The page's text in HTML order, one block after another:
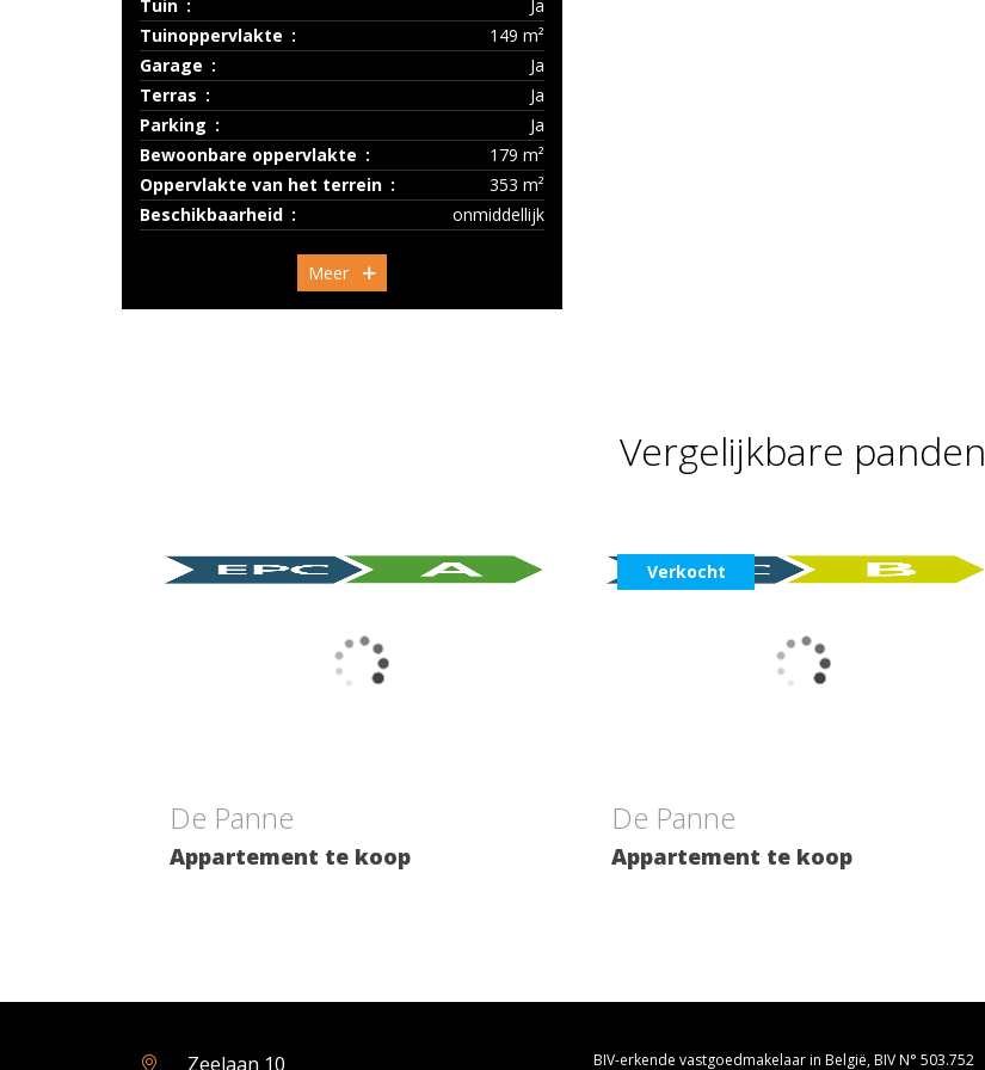
Tuin
Ja
Tuinoppervlakte
149 m²
Garage
Ja
Terras
Ja
Parking
Ja
Bewoonbare oppervlakte
179 m²
Oppervlakte van het terrein
353 m²
Beschikbaarheid
onmiddellijk
Meer
Vergelijkbare panden
72 m²
De Panne
Appartement te koop
Verkocht
80 m²
De Panne
Appartement te koop
Zeelaan 10 BIV-erkende vastgoedmakelaar in België, BIV N° 503.752